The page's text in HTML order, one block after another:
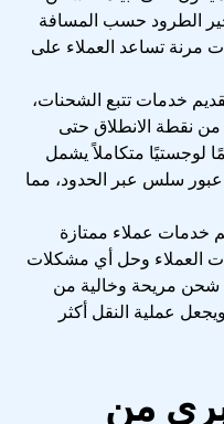
الطرود حسب المسافة
مرنة تساعد العملاء على
خدمات تتبع الشحنات،
من نقطة الانطلاق حتى
لوجستيًا متكاملاً يشمل
سلس عبر الحدود، مما
خدمات عملاء ممتازة
العملاء وحل أي مشكلات
شحن مريحة وخالية من
عملية النقل أكثر
من